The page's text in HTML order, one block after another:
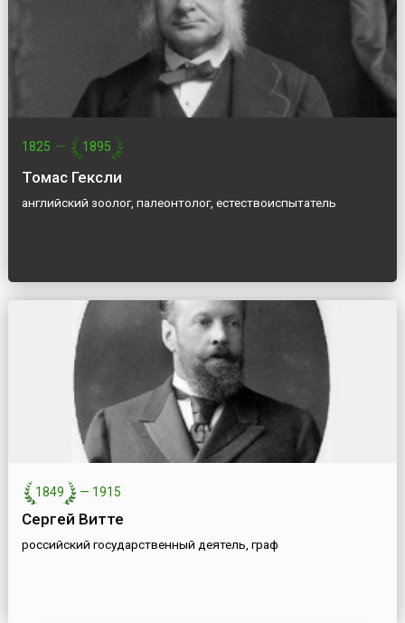
1825 — 1895
Томас Гексли
английский зоолог, палеонтолог, естествоиспытатель
1849 — 1915
Сергей Витте
российский государственный деятель, граф